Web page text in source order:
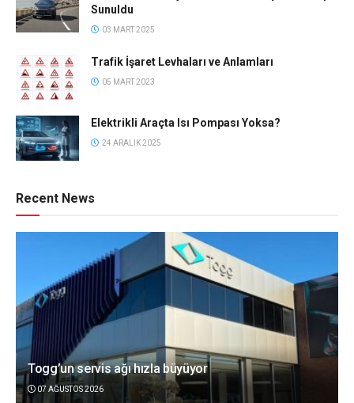
Sunuldu
03 MART 2025
Trafik İşaret Levhaları ve Anlamları
05 MART 2023
Elektrikli Araçta Isı Pompası Yoksa?
24 ARALIK 2025
Recent News
Togg’un servis ağı hızla büyüyor
07 AĞUSTOS 2026